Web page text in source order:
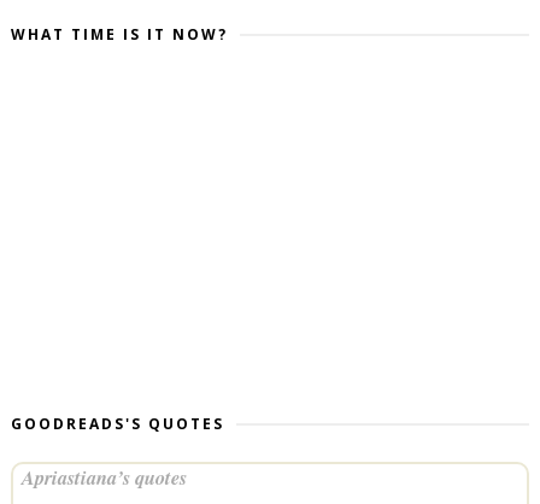
WHAT TIME IS IT NOW?
GOODREADS'S QUOTES
Apriastiana’s quotes